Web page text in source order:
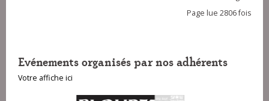
Page lue 2806 fois
Evénements organisés par nos adhérents
Votre affiche ici